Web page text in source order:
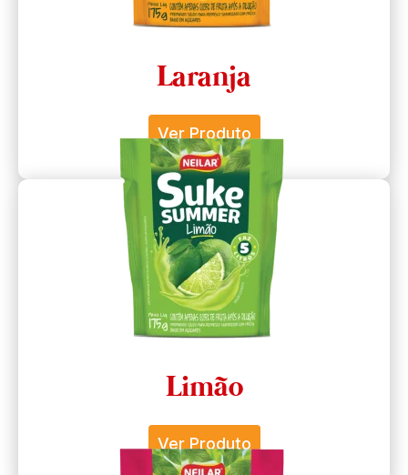
Laranja
Ver Produto
Limão
Ver Produto